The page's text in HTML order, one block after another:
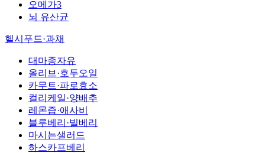
오메가3
뇌 유산균
헬시푸드·과채
대마종자유
올리브·호두오일
카무트·파로효소
컬리케일·양배추
레몬즙·애사비
블루베리·빌베리
마시는샐러드
하스카프베리